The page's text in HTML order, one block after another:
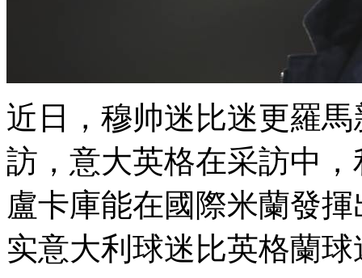
近日，穆帅迷比迷更
訪，意大英格在采訪中
盧卡庫能在國際米蘭發揮出
实意大利球迷比英格蘭球迷